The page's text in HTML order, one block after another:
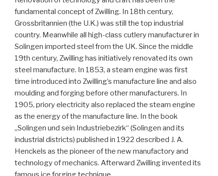
fundamental concept of Zwilling. In 18th century,
Grossbritannien (the U.K.) was still the top industrial
country. Meanwhile all high-class cutlery manufacturer in
Solingen imported steel from the UK. Since the middle
19th century, Zwilling has initiatively renovated its own
steel manufacture. In 1853, a steam engine was first
time introduced into Zwilling’s manufacture line and also
moulding and forging before other manufacturers. In
1905, priory electricity also replaced the steam engine
as the energy of the manufacture line. In the book
„Solingen und sein Industriebezirk“ (Solingen and its
industrial districts) published in 1922 described J. A.
Henckels as the pioneer of the new manufactory and
technology of mechanics. Afterward Zwilling invented its